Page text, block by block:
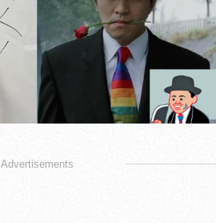
Advertisements